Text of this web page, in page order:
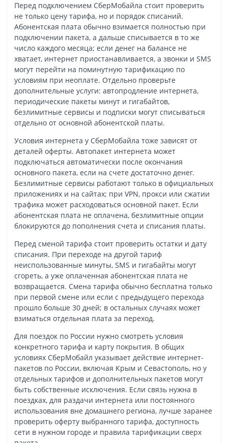
Перед подключением СберМобайла стоит проверить
не только цену тарифа, но и порядок списаний.
Абонентская плата обычно взимается полностью при
подключении пакета, а дальше списывается в то же
число каждого месяца; если денег на балансе не
хватает, интернет приостанавливается, а звонки и SMS
могут перейти на поминутную тарификацию по
условиям при неоплате. Отдельно проверьте
дополнительные услуги: автопродление интернета,
периодические пакеты минут и гигабайтов,
безлимитные сервисы и подписки могут списываться
отдельно от основной абонентской платы.
Условия интернета у СберМобайла тоже зависят от
деталей оферты. Автопакет интернета может
подключаться автоматически после окончания
основного пакета, если на счете достаточно денег.
Безлимитные сервисы работают только в официальных
приложениях и на сайтах; при VPN, прокси или сжатии
трафика может расходоваться основной пакет. Если
абонентская плата не оплачена, безлимитные опции
блокируются до пополнения счета и списания платы.
Перед сменой тарифа стоит проверить остатки и дату
списания. При переходе на другой тариф
неиспользованные минуты, SMS и гигабайты могут
сгореть, а уже оплаченная абонентская плата не
возвращается. Смена тарифа обычно бесплатна только
при первой смене или если с предыдущего перехода
прошло больше 30 дней; в остальных случаях может
взиматься отдельная плата за переход.
Для поездок по России нужно смотреть условия
конкретного тарифа и карту покрытия. В общих
условиях СберМобайл указывает действие интернет-
пакетов по России, включая Крым и Севастополь, но у
отдельных тарифов и дополнительных пакетов могут
быть собственные исключения. Если связь нужна в
поездках, для раздачи интернета или постоянного
использования вне домашнего региона, лучше заранее
проверить оферту выбранного тарифа, доступность
сети в нужном городе и правила тарификации сверх